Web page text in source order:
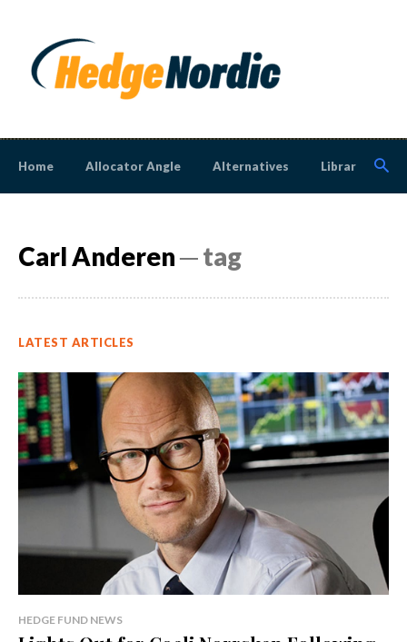
Home Allocator Angle Alternatives Library
Carl Anderen─ tag
LATEST ARTICLES
HEDGE FUND NEWS